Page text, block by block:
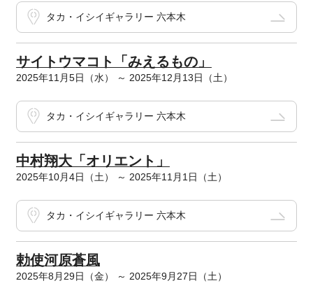
タカ・イシイギャラリー 六本木
サイトウマコト「みえるもの」
2025年11月5日（水） ～ 2025年12月13日（土）
タカ・イシイギャラリー 六本木
中村翔大「オリエント」
2025年10月4日（土） ～ 2025年11月1日（土）
タカ・イシイギャラリー 六本木
勅使河原蒼風
2025年8月29日（金） ～ 2025年9月27日（土）